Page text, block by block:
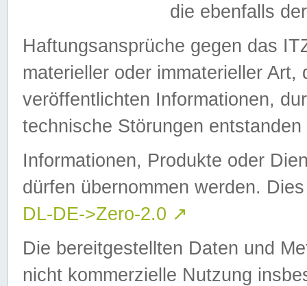
die ebenfalls
Haftungsansprüche gegen das
materieller oder immaterieller
veröffentlichten Informationen,
technische Störungen
Informationen, Produkte oder
dürfen übernommen werden.
DL-DE->Zero-2.0 ↗
Die bereitgestellten Daten und
nicht kommerzielle Nutzung